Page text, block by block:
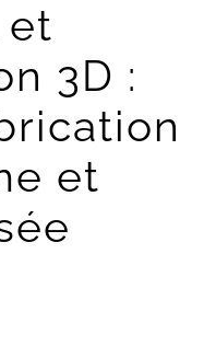
et
3D :
et